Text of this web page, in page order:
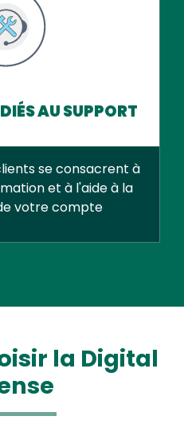
AU SUPPORT
se consacrent à
et à l'aide à la
votre compte
la Digital